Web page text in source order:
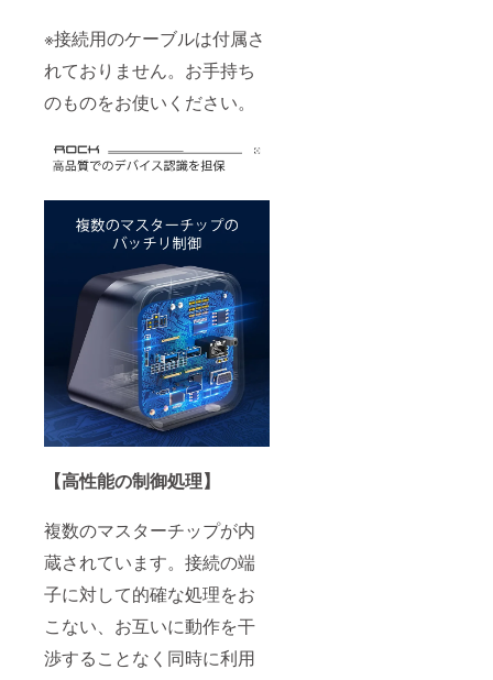
※接続用のケーブルは付属さ
れておりません。お手持ち
のものをお使いください。
【高性能の制御処理】
複数のマスターチップが内
蔵されています。接続の端
子に対して的確な処理をお
こない、お互いに動作を干
渉することなく同時に利用